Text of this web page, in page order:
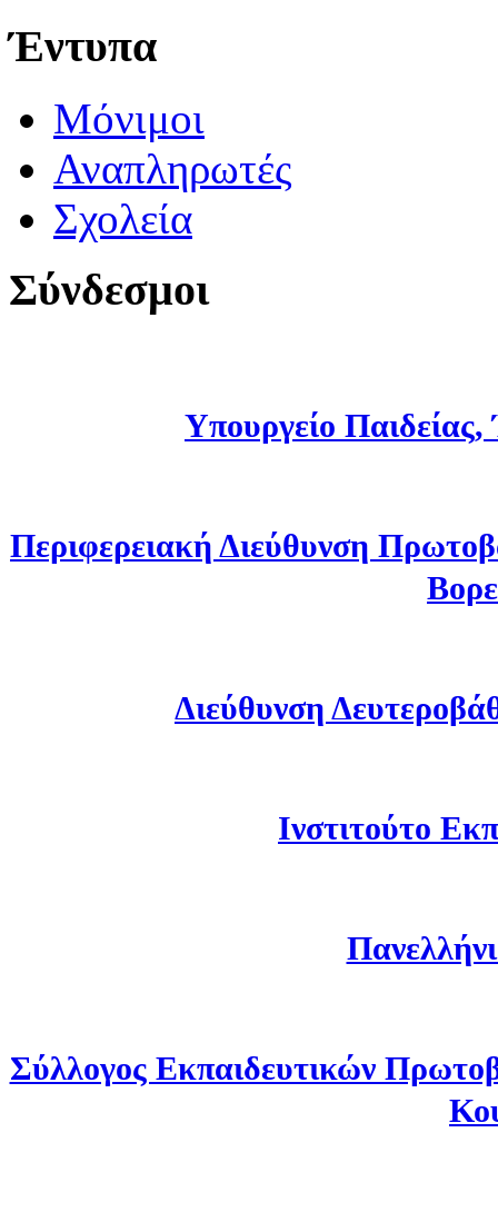
Έντυπα
Μόνιμοι
Αναπληρωτές
Σχολεία
Σύνδεσμοι
Υπουργείο
Περιφερειακή Διεύθυνση
Διεύθυνση
Ινστιτούτο
Σύλλογος Εκπαιδευτικών